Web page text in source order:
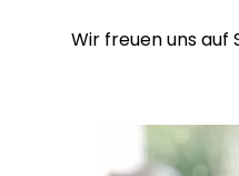
Wir freuen uns auf